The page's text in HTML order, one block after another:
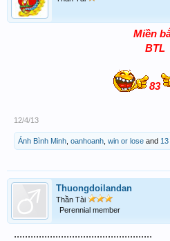
Miền
BTL
83
12/4/13
Ánh Bình Minh oanhoanh win or lose and
Thuongdoilandan
Thần Tài
Perennial member
..................................................